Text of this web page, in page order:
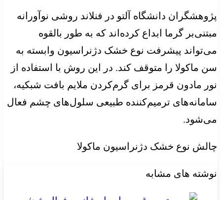
پژوهشگران دانشگاه آلتو در فنلاند روشی نوآورانه‌
مبتنی‌بر گرما ابداع کرده‌اند که به طور بالقوه
می‌تواند پیشرفت نوع خشک دژنراسیون وابسته به
سن ماکولا را متوقف کند. در این روش با استفاده از
نور مادون قرمز برای گرم‌کردن ملایم بافت شبکیه،
سامانه‌های ترمیم‌کننده طبیعی سلول‌های چشم فعال
می‌شود.
چالش نوع خشک دژنراسیون ماکولا
نوشته های مشابه